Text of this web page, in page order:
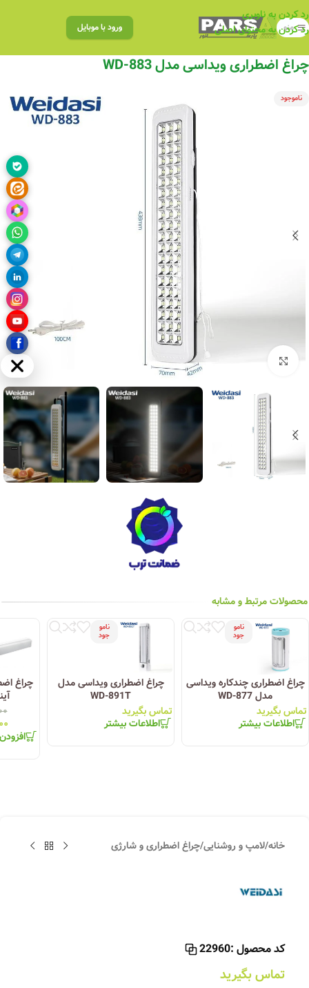
رد کردن به ناوبری
رد کردن به محتوای اصلی
منو ورود با موبایل
چراغ اضطراری ویداسی مدل WD-883
ناموجود
بزرگنمایی تصویر
محصولات مرتبط و مشابه
نامو
جود
چراغ اضطراری چندکاره ویداسی
مدل WD-877
تماس بگیرید
اطلاعات بیشتر
نامو
جود
چراغ اضطراری ویداسی مدل
WD-891T
تماس بگیرید
اطلاعات بیشتر
خانه/لامپ و روشنایی/چراغ اضطراری و شارژی
کد محصول :22960
تماس بگیرید